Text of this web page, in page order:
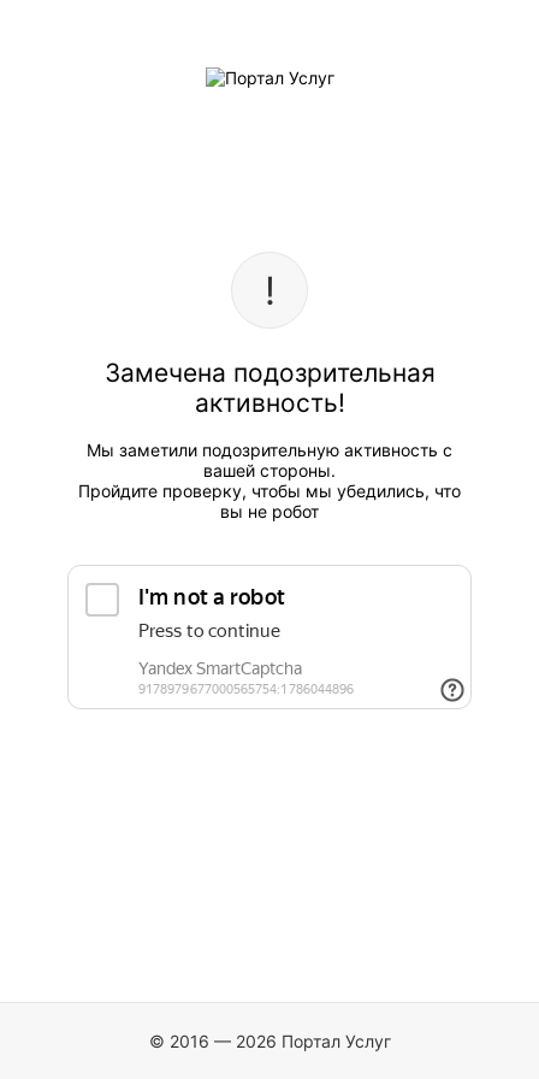
Замечена подозрительная
активность!
Мы заметили подозрительную активность с
вашей стороны.
Пройдите проверку, чтобы мы убедились, что
вы не робот
© 2016 — 2026 Портал Услуг